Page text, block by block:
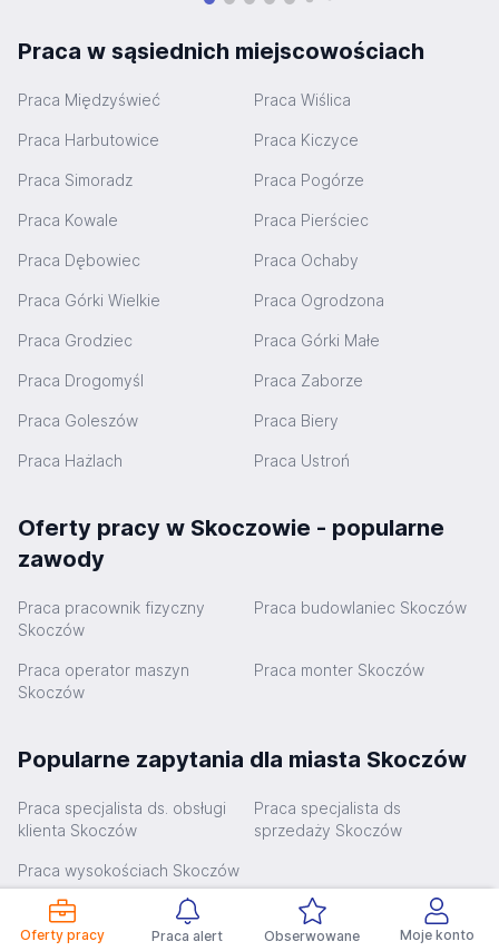
Oferty pracy Praca alert Obserwowane Moje konto
Praca w sąsiednich miejscowościach
Praca Międzyświeć Praca Wiślica
Praca Harbutowice Praca Kiczyce
Praca Simoradz Praca Pogórze
Praca Kowale Praca Pierściec
Praca Dębowiec Praca Ochaby
Praca Górki Wielkie Praca Ogrodzona
Praca Grodziec Praca Górki Małe
Praca Drogomyśl Praca Zaborze
Praca Goleszów Praca Biery
Praca Hażlach Praca Ustroń
Oferty pracy w Skoczowie - popularne
zawody
Praca pracownik fizyczny
Skoczów
Praca budowlaniec Skoczów
Praca operator maszyn
Skoczów
Praca monter Skoczów
Popularne zapytania dla miasta Skoczów
Praca specjalista ds. obsługi
klienta Skoczów
Praca specjalista ds
sprzedaży Skoczów
Praca wysokościach Skoczów
Oferty pracy w miastach